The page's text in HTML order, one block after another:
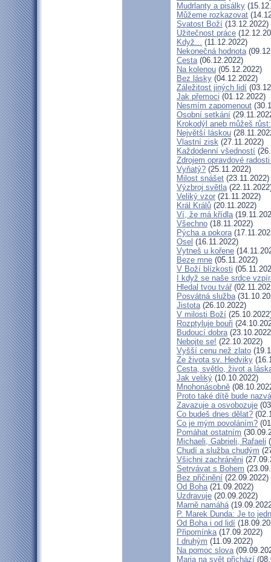
Mudrlanty a pisálky
Můžeme rozkazovat
Svatost Boží (13.12.2022)
Užitečnost práce
Když... (11.12.2022)
Nekonečná hodnota
Cesta(06.12.2022)
Na kolenou (05.12.2022)
Bez lásky (04.12.2022)
Záležitost jiných lidí
Jak přemoci (01.12.2022)
Nesmím zapomenout
Osobní setkání
Krokodýl aneb můžeš
Největší láskou
Vlastní zisk (27.11.2022)
Každodenní všedností
Zdrojem opravdové
Vyňatý? (25.11.2022)
Milost snášet (23.11.2022)
Výzbroj světla
Veliký vzor (21.11.2022)
Král Králů (20.11.2022)
Ví, že má křídla
Všechno (18.11.2022)
Pýcha a pokora
Osel (16.11.2022)
Vytneš u kořene
Beze mne (05.11.2022)
V Boží blízkosti
I když se naše srdce
Hledal tvou tvář
Posvátná služba
Jistota(26.10.2022)
V milosti Boží
Rozptyluje bouři
Budoucí dobra
Nebojte se! (22.10.2022)
Vyšší cenu než zlato
Ze života sv. Hedviky
Cesta, světlo, život a
Jak veliký (10.10.2022)
Mnohonásobně
Proto také dítě bude
Zavazuje a osvobozuje
Co budeš dnes dělat?
Co je mým povoláním?
Pomáhat ostatním
Michaeli, Gabrieli, Rafaeli
Chudí a služba chudým
Všichni zachráněni
Setrvávat s Bohem
Bez přičinění (22.09.2022)
Od Boha(21.09.2022)
Uzdravuje (20.09.2022)
Marně namáhá
P. Marek Dunda: Je to
Od Boha i od lidí
Připomínka(17.09.2022)
I druhým (11.09.2022)
Na pomoc slova
Maria na svět přichází